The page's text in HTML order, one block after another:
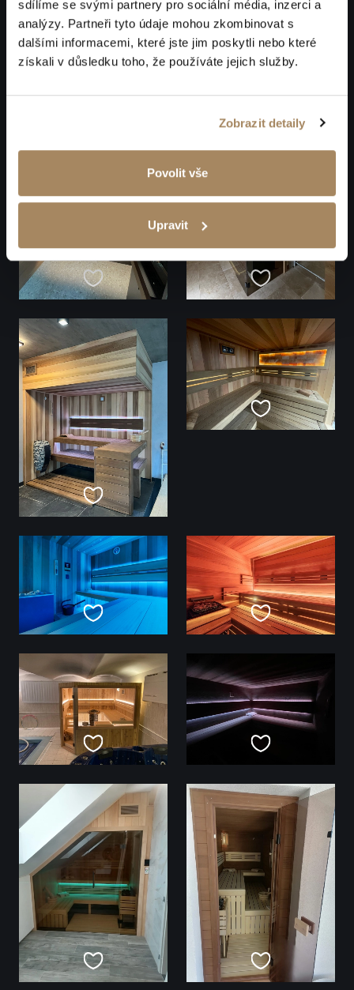
sdílíme se svými partnery pro sociální média, inzerci a
analýzy. Partneři tyto údaje mohou zkombinovat s
dalšími informacemi, které jste jim poskytli nebo které
získali v důsledku toho, že používáte jejich služby.
Zobrazit detaily
Povolit vše
Upravit